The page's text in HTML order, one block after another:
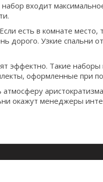
входит
есть в комнате
дорого. Узкие спальни
эффектно. Такие
оформленные при
окажут менеджеры